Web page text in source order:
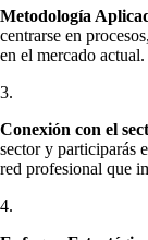
Metodología
centrarse en
en el mercado actual.
3.
Conexión con el
sector y participarás
red profesional que
4.